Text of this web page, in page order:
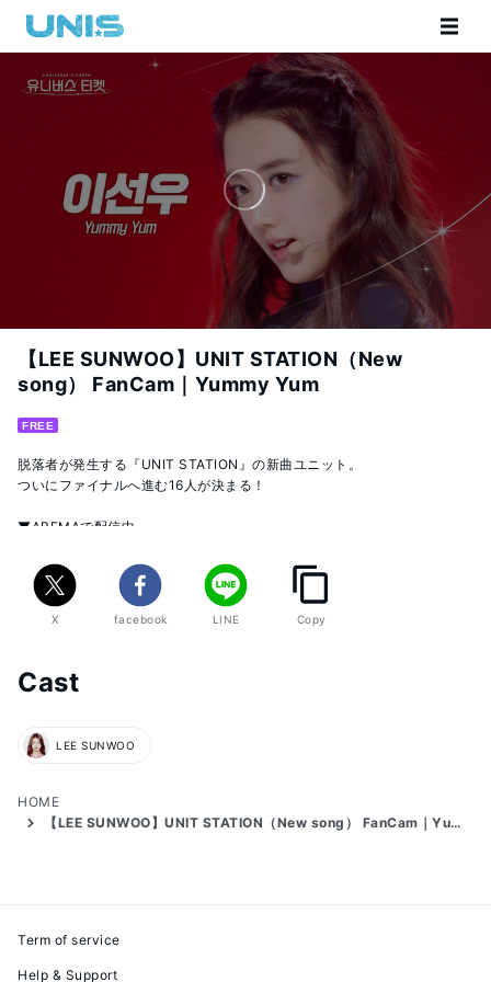
HOME
【LEE SUNWOO】UNIT STATION（New song） FanCam｜Yummy Yum
【LEE SUNWOO】UNIT STATION（New
song） FanCam｜Yummy Yum
FREE
脱落者が発生する『UNIT STATION』の新曲ユニット。
ついにファイナルへ進む16人が決まる！
X facebook LINE Copy
Cast
LEE SUNWOO
Term of service
Help & Support